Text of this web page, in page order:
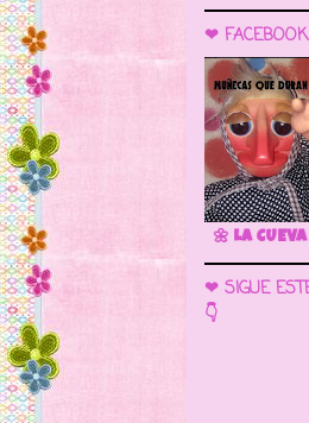
❤ FACEBOOK
🌼 LA CUEVA DE LAS MUÑECAS
❤ SIGUE
👇